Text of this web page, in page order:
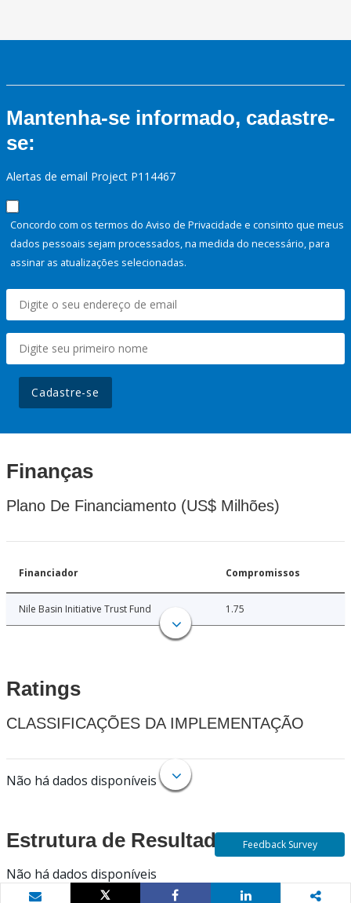
Mantenha-se informado, cadastre-
se:
Alertas de email Project P114467
Concordo com os termos do Aviso de Privacidade e consinto que meus
dados pessoais sejam processados, na medida do necessário, para
assinar as atualizações selecionadas.
Cadastre-se
Finanças
Plano De Financiamento (US$ Milhões)
Financiador Compromissos
Nile Basin Initiative Trust Fund 1.75
Ratings
CLASSIFICAÇÕES DA IMPLEMENTAÇÃO
Não há dados disponíveis
Estrutura de Resultados
Não há dados disponíveis
Feedback Survey